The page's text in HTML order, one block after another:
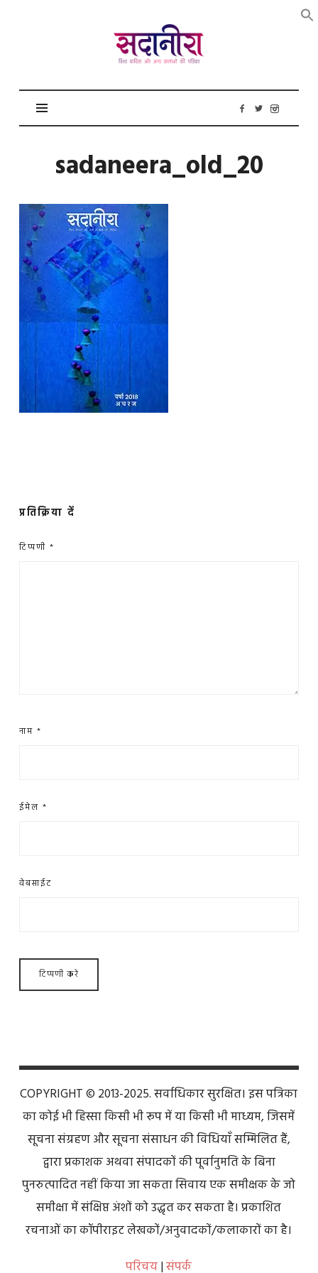
सदानीरा
sadaneera_old_20
प्रतिक्रिया दें
टिप्पणी *
नाम *
ईमेल *
वेबसाईट
COPYRIGHT © 2013-2025. सर्वाधिकार सुरक्षित। इस पत्रिका
का कोई भी हिस्सा किसी भी रूप में या किसी भी माध्यम, जिसमें
सूचना संग्रहण और सूचना संसाधन की विधियाँ सम्मिलित हैं,
द्वारा प्रकाशक अथवा संपादकों की पूर्वानुमति के बिना
पुनरुत्पादित नहीं किया जा सकता सिवाय एक समीक्षक के जो
समीक्षा में संक्षिप्त अंशों को उद्धृत कर सकता है। प्रकाशित
रचनाओं का कॉपीराइट लेखकों/अनुवादकों/कलाकारों का है।
परिचय|संपर्क